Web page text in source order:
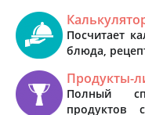
Посчитает
блюда,
Продукты-
Полный
продуктов